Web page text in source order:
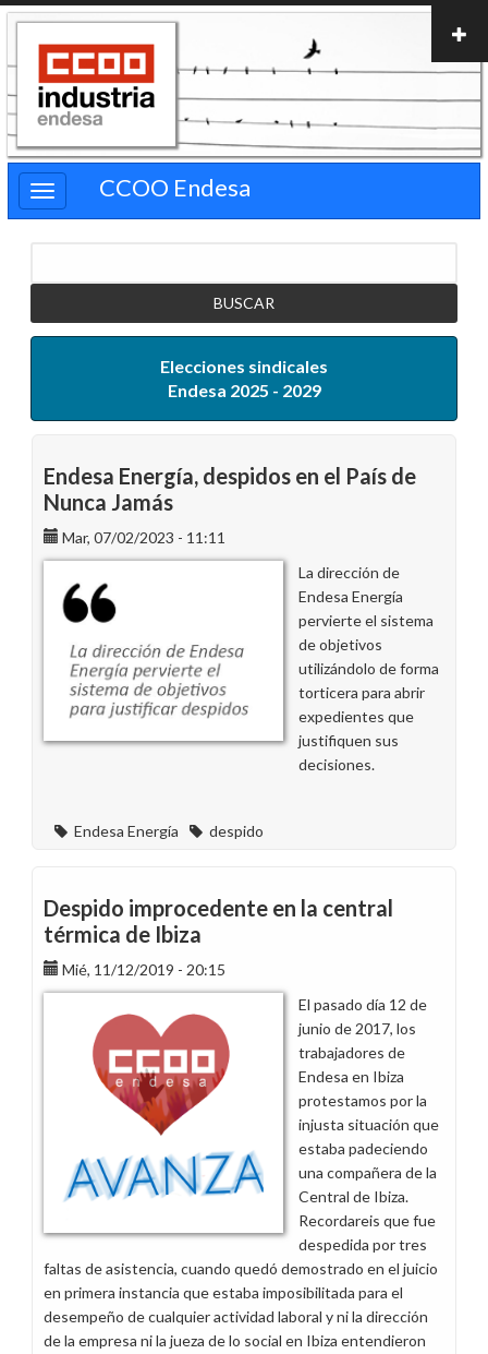
Pasar
contenido
principal
CCOO Endesa
Elecciones sindicales
Endesa 2025 - 2029
Endesa Energía, despidos en el País de
Nunca Jamás
Mar, 07/02/2023 - 11:11
La dirección de
Endesa Energía
pervierte el sistema
de objetivos
utilizándolo de forma
torticera para abrir
expedientes que
justifiquen sus
decisiones.
Endesa Energía despido
Despido improcedente en la central
térmica de Ibiza
Mié, 11/12/2019 - 20:15
El pasado día 12 de
junio de 2017, los
trabajadores de
Endesa en Ibiza
protestamos por la
injusta situación que
estaba padeciendo
una compañera de la
Central de Ibiza.
Recordareis que fue
despedida por tres
faltas de asistencia, cuando quedó demostrado en el juicio
en primera instancia que estaba imposibilitada para el
desempeño de cualquier actividad laboral y ni la dirección
de la empresa ni la jueza de lo social en Ibiza entendieron